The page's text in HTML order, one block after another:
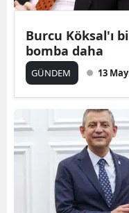
Burcu Köksal'ı
bomba daha
GÜNDEM 13